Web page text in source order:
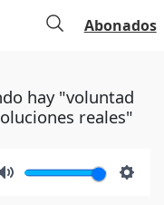
Abonados
hay "voluntad
reales"